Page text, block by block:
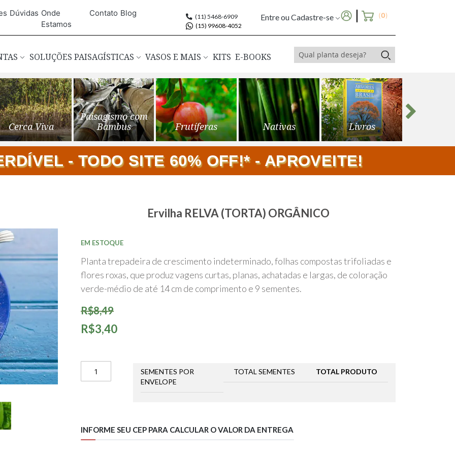
Dúvidas Onde
Estamos
Contato Blog
(11) 5468-6909
(15) 99608-4052
Entre ou Cadastre-se (0)
SOLUÇÕES PAISAGÍSTICAS VASOS E MAIS KITS E-BOOKS
Cerca Viva
Paisagismo com
Bambus
Frutíferas Nativas Livros
- TODO SITE 60% OFF!* - APROVEITE!
de
imagens
Ervilha RELVA (TORTA) ORGÂNICO
R$8,49
R$3,40
EM ESTOQUE
Planta trepadeira de crescimento indeterminado, folhas compostas trifoliadas e
flores roxas, que produz vagens curtas, planas, achatadas e largas, de coloração
verde-médio de até 14 cm de comprimento e 9 sementes.
INFORME SEU CEP PARA CALCULAR O VALOR DA ENTREGA
SEMENTES POR
ENVELOPE
TOTAL SEMENTES TOTAL PRODUTO